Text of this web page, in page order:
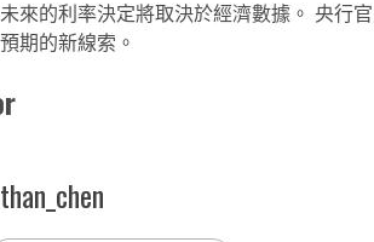
來的利率決定將取決於經濟數據。 央行
期的新線索。